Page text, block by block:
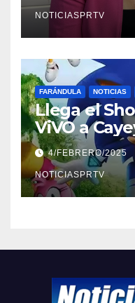
NOTICIASPRTV
FARÁNDULA NOTICIAS
Llega el
ViVO a
Relojes
compre
4/FEBRERO/2025
NOTICIASPRTV